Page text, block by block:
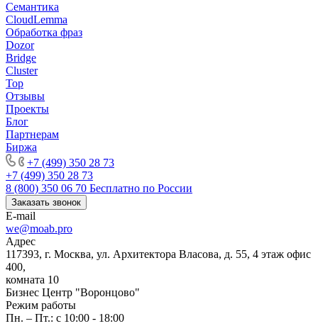
Семантика
CloudLemma
Обработка фраз
Dozor
Bridge
Cluster
Top
Отзывы
Проекты
Блог
Партнерам
Биржа
+7 (499) 350 28 73
+7 (499) 350 28 73
8 (800) 350 06 70 Бесплатно по России
Заказать звонок
E-mail
we@moab.pro
Адрес
117393, г. Москва, ул. Архитектора Власова, д. 55, 4 этаж офис
400,
комната 10
Бизнес Центр "Воронцово"
Режим работы
Пн. – Пт.: с 10:00 - 18:00